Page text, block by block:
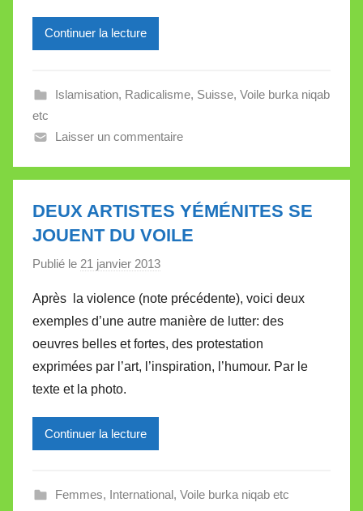
l
V
l
e
t
e
Continuer la lecture
Islamisation, Radicalisme, Suisse, Voile burka niqab
etc
Laisser un commentaire
DEUX ARTISTES YÉMÉNITES SE
JOUENT DU VOILE
Publié le 21 janvier 2013
r
M
i
r
V
Après la violence (note précédente), voici deux
exemples d’une autre manière de lutter: des
oeuvres belles et fortes, des protestation
exprimées par l’art, l’inspiration, l’humour. Par le
texte et la photo.
Continuer la lecture
Femmes, International, Voile burka niqab etc